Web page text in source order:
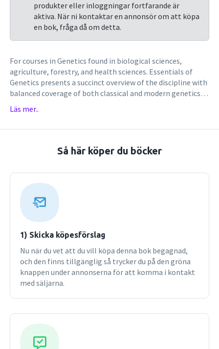
produkter eller inloggningar fortfarande är
aktiva. När ni kontaktar en annonsör om att köpa
en bok, fråga då om detta.
For courses in Genetics found in biological sciences,
agriculture, forestry, and health sciences. Essentials of
Genetics presents a succinct overview of the discipline with
balanced coverage of both classical and modern genetics.
While emphasizing concepts and problem-solving, the
authors' clear writing and up-to-date coverage of new
scientific discovery, helping students connect the science
of genetics to the issues of today.
Läs mer..
Så här köper du böcker
1) Skicka köpesförslag
Nu när du vet att du vill köpa denna bok begagnad,
och den finns tillgänglig så trycker du på den gröna
knappen under annonserna för att komma i kontakt
med säljarna.